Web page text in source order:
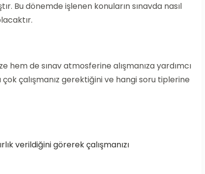
Bu dönemde işlenen konuların sınavda nasıl
hem de sınav atmosferine alışmanıza yardımcı
çalışmanız gerektiğini ve hangi soru tiplerine
verildiğini görerek çalışmanızı